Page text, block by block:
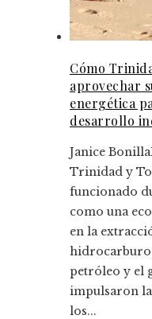
Cómo
aprovechar
energética
desarrollo
Janice Bonilla
Trinidad y
funcionado
como una
en la
petróleo y el
impulsaron
los...